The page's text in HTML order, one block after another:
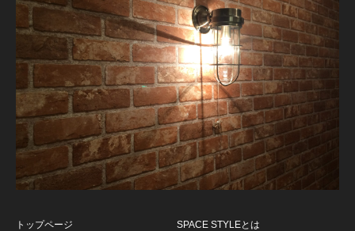
トップページ
SPACE STYLEとは